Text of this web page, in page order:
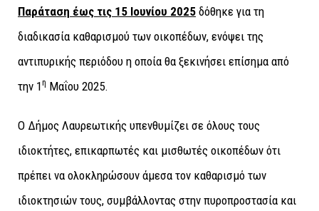
Παράταση έως τις 15 Ιουνίου 2025 δόθηκε για τη
διαδικασία καθαρισμού των οικοπέδων, ενόψει της
αντιπυρικής περιόδου η οποία θα ξεκινήσει επίσημα από
την 1η Μαΐου 2025.
Ο Δήμος Λαυρεωτικής υπενθυμίζει σε όλους τους
ιδιοκτήτες, επικαρπωτές και μισθωτές οικοπέδων ότι
πρέπει να ολοκληρώσουν άμεσα τον καθαρισμό των
ιδιοκτησιών τους, συμβάλλοντας στην πυροπροστασία και